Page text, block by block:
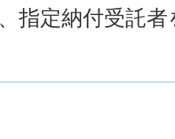
指定納付受託